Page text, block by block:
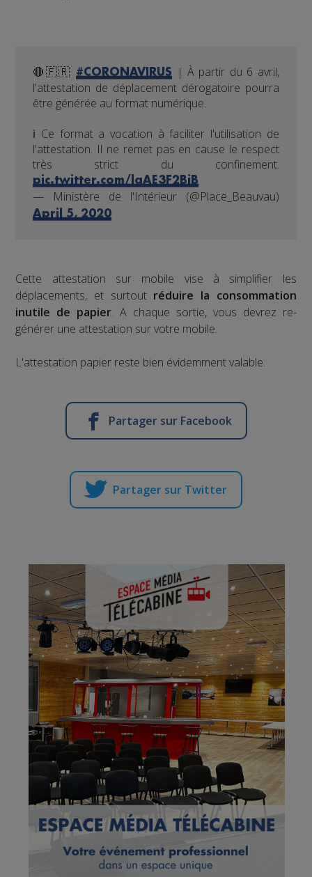
🔴🇫🇷#CORONAVIRUS
| À partir du 6 avril,
l'attestation de déplacement dérogatoire pourra
être générée au format numérique.
ℹ️ Ce format a vocation à faciliter l'utilisation de
l'attestation. Il ne remet pas en cause le respect
très strict du confinement.
pic.twitter.com/laAE3F2BjB
— Ministère de l'Intérieur (@Place_Beauvau)
April 5, 2020
Cette attestation sur mobile vise à simplifier les
déplacements, et surtoutréduire la consommation
inutile de papier. A chaque sortie, vous devrez re-
générer une attestation sur votre mobile.
L'attestation papier reste bien évidemment valable.
Partager sur Facebook
Partager sur Twitter